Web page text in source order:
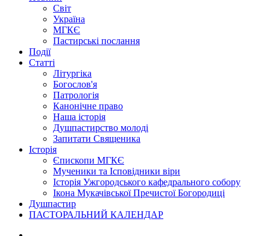
Світ
Україна
МГКЄ
Пастирські послання
Події
Статті
Літургіка
Богослов'я
Патрологія
Канонічне право
Наша історія
Душпастирство молоді
Запитати Священика
Історія
Єпископи МГКЄ
Мученики та Ісповідники віри
Історія Ужгородського кафедрального собору
Ікона Мукачівської Пречистої Богородиці
Душпастир
ПАСТОРАЛЬНИЙ КАЛЕНДАР